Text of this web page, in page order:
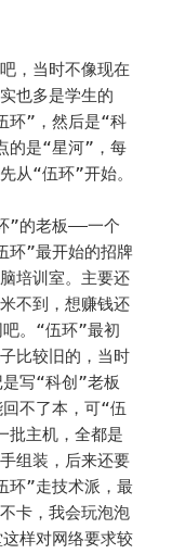
，当时不像现在
也多是学生的
环”，然后是“科
的是“星河”，每
从“伍环”开始。
”的老板——一个
环”最开始的招牌
培训室。主要还
不到，想赚钱还
。“伍环”最初
比较旧的，当时
写“科创”老板
不了本，可“伍
批主机，全都是
组装，后来还要
环”走技术派，最
卡，我会玩泡泡
样对网络要求较